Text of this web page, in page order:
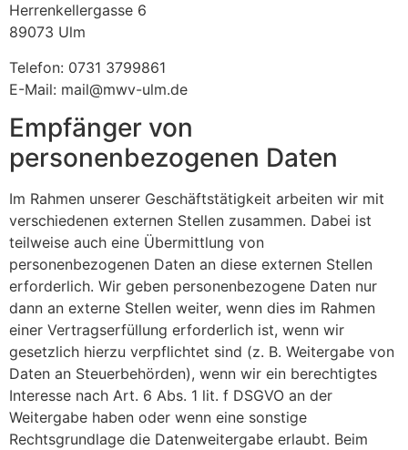
Herrenkellergasse 6
89073 Ulm
Telefon: 0731 3799861
E-Mail: mail@mwv-ulm.de
Empfänger von
personenbezogenen Daten
Im Rahmen unserer Geschäftstätigkeit arbeiten wir mit
verschiedenen externen Stellen zusammen. Dabei ist
teilweise auch eine Übermittlung von
personenbezogenen Daten an diese externen Stellen
erforderlich. Wir geben personenbezogene Daten nur
dann an externe Stellen weiter, wenn dies im Rahmen
einer Vertragserfüllung erforderlich ist, wenn wir
gesetzlich hierzu verpflichtet sind (z. B. Weitergabe von
Daten an Steuerbehörden), wenn wir ein berechtigtes
Interesse nach Art. 6 Abs. 1 lit. f DSGVO an der
Weitergabe haben oder wenn eine sonstige
Rechtsgrundlage die Datenweitergabe erlaubt. Beim